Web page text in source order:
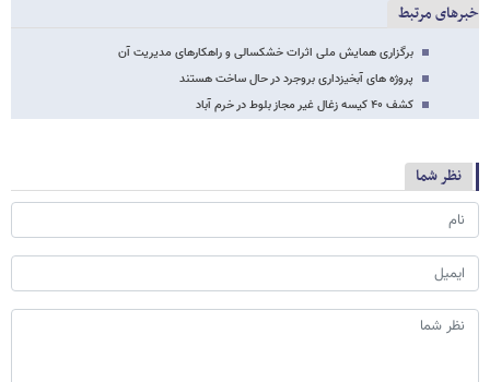
خبرهای مرتبط
برگزاری همایش ملی اثرات خشکسالی و راهکارهای مدیریت آن
پروژه های آبخیزداری بروجرد در حال ساخت هستند
کشف ۴۰ کیسه زغال غیر مجاز بلوط در خرم آباد
نظر شما